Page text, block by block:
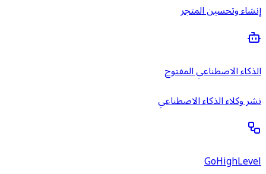
إنشاء وتحسين المتجر
الذكاء الاصطناعي المفتوح
نشر وكلاء الذكاء الاصطناعي
GoHighLevel